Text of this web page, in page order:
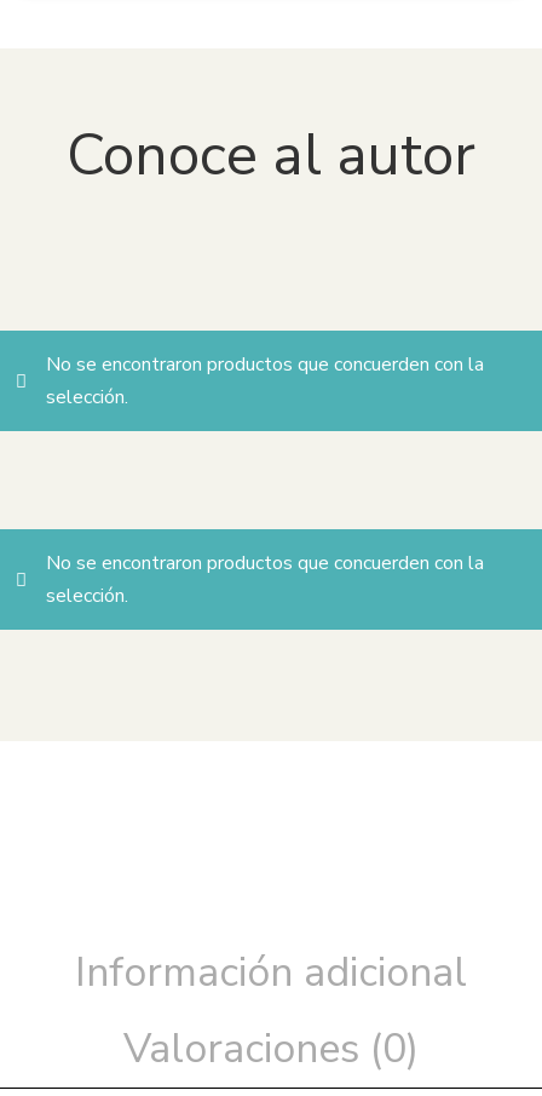
Conoce al autor
No se encontraron productos que concuerden con la
selección.
No se encontraron productos que concuerden con la
selección.
Información adicional
Valoraciones (0)